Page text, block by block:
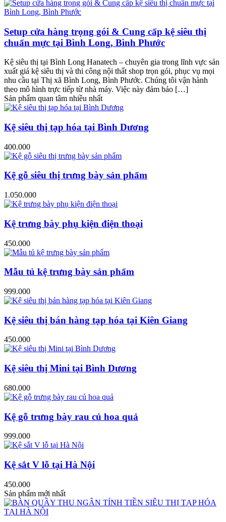
Setup cửa hàng trọng gói & Cung cấp kệ siêu thị
chuẩn mực tại Bình Long, Bình Phước
Kệ siêu thị tại Bình Long Hanatech – chuyên gia trong lĩnh vực sản
xuất giá kệ siêu thị và thi công nội thất shop trọn gói, phục vụ mọi
nhu cầu tại Thị xã Bình Long, Bình Phước. Chúng tôi vận hành
theo mô hình trực tiếp từ nhà máy. Việc này đảm bảo […]
Sản phẩm quan tâm nhiều nhất
Kệ siêu thị tạp hóa tại Bình Dương
400.000
Kệ gỗ siêu thị trưng bày sản phẩm
1.050.000
Kệ trưng bày phụ kiện điện thoại
450.000
Mẫu tủ kệ trưng bày sản phẩm
999.000
Kệ siêu thị bán hàng tạp hóa tại Kiên Giang
450.000
Kệ siêu thị Mini tại Bình Dương
680.000
Kệ gỗ trưng bày rau củ hoa quả
999.000
Kệ sắt V lỗ tại Hà Nội
450.000
Sản phẩm mới nhất